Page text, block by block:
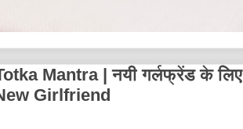
Mantra | नयी गर्लफ्रेंड के लिए
Girlfriend